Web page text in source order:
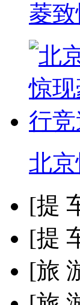
菱
北
[提
[提
[旅